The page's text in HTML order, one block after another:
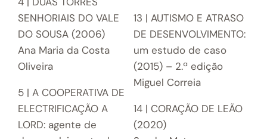
SENHORIAIS DO VALE
DO SOUSA (2006)
Ana Maria da Costa
Oliveira
5 | A COOPERATIVA DE
ELECTRIFICAÇÃO A
LORD: agente de
13 | AUTISMO E ATRASO
DE DESENVOLVIMENTO:
um estudo de caso
(2015) – 2.ª edição
Miguel Correia
14 | CORAÇÃO DE LEÃO
(2020)